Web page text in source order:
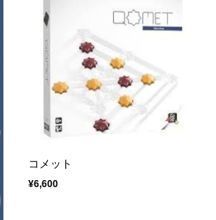
コメット
¥6,600